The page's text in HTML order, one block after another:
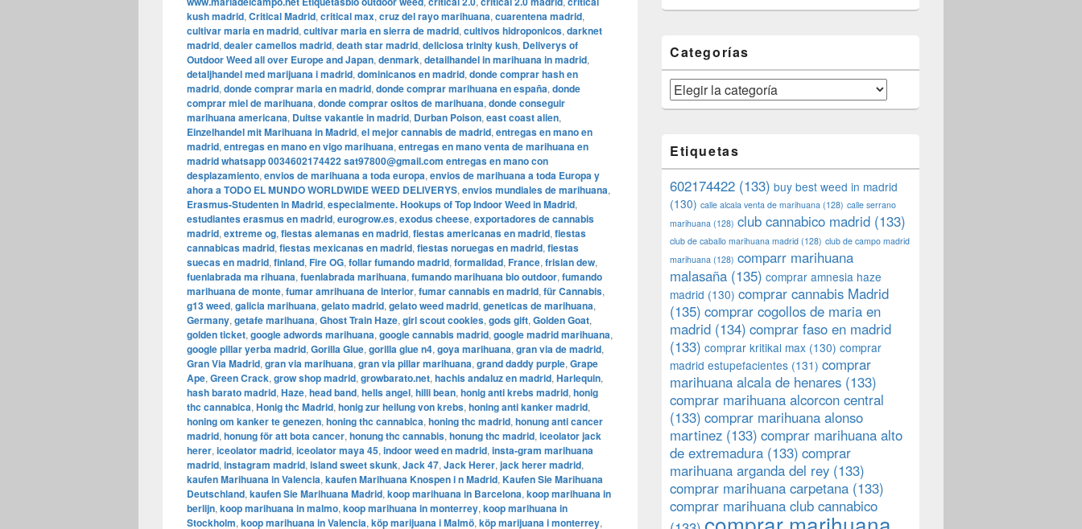
kush madrid, Critical Madrid, critical max, cruz del rayo marihuana, cuarentena madrid,
cultivar maria en madrid, cultivar maria en sierra de madrid, cultivos hidroponicos, darknet
madrid, dealer camellos madrid, death star madrid, deliciosa trinity kush, Deliverys of
Outdoor Weed all over Europe and Japan, denmark, detailhandel in marihuana in madrid,
detaljhandel med marijuana i madrid, dominicanos en madrid, donde comprar hash en
madrid, donde comprar maria en madrid, donde comprar marihuana en españa, donde
comprar miel de marihuana, donde comprar ositos de marihuana, donde conseguir
marihuana americana, Duitse vakantie in madrid, Durban Poison, east coast alien,
Einzelhandel mit Marihuana in Madrid, el mejor cannabis de madrid, entregas en mano en
madrid, entregas en mano en vigo marihuana, entregas en mano venta de marihuana en
madrid whatsapp 0034602174422 sat97800@gmail.com entregas en mano con
desplazamiento, envios de marihuana a toda europa, envios de marihuana a toda Europa y
ahora a TODO EL MUNDO WORLDWIDE WEED DELIVERYS, envios mundiales de marihuana,
Erasmus-Studenten in Madrid, especialmente. Hookups of Top Indoor Weed in Madrid,
estudiantes erasmus en madrid, eurogrow.es, exodus cheese, exportadores de cannabis
madrid, extreme og, fiestas alemanas en madrid, fiestas americanas en madrid, fiestas
cannabicas madrid, fiestas mexicanas en madrid, fiestas noruegas en madrid, fiestas
suecas en madrid, finland, Fire OG, follar fumando madrid, formalidad, France, frisian dew,
fuenlabrada ma rihuana, fuenlabrada marihuana, fumando marihuana bio outdoor, fumando
marihuana de monte, fumar amrihuana de interior, fumar cannabis en madrid, für Cannabis,
g13 weed, galicia marihuana, gelato madrid, gelato weed madrid, geneticas de marihuana,
Germany, getafe marihuana, Ghost Train Haze, girl scout cookies, gods gift, Golden Goat,
golden ticket, google adwords marihuana, google cannabis madrid, google madrid marihuana,
google pillar yerba madrid, Gorilla Glue, gorilla glue n4, goya marihuana, gran via de madrid,
Gran Via Madrid, gran via marihuana, gran via pillar marihuana, grand daddy purple, Grape
Ape, Green Crack, grow shop madrid, growbarato.net, hachis andaluz en madrid, Harlequin,
hash barato madrid, Haze, head band, hells angel, hilli bean, honig anti krebs madrid, honig
thc cannabica, Honig thc Madrid, honig zur heilung von krebs, honing anti kanker madrid,
honing om kanker te genezen, honing thc cannabica, honing thc madrid, honung anti cancer
madrid, honung för att bota cancer, honung thc cannabis, honung thc madrid, iceolator jack
herer, iceolator madrid, iceolator maya 45, indoor weed en madrid, insta-gram marihuana
madrid, instagram madrid, island sweet skunk, Jack 47, Jack Herer, jack herer madrid,
kaufen Marihuana in Valencia, kaufen Marihuana Knospen i n Madrid, Kaufen Sie Marihuana
Deutschland, kaufen Sie Marihuana Madrid, koop marihuana in Barcelona, koop marihuana in
berlijn, koop marihuana in malmo, koop marihuana in monterrey, koop marihuana in
Stockholm, ​​koop marihuana in Valencia, köp marijuana i Malmö, köp marijuana i monterrey,
Categorías
Categorías
Etiquetas
602174422 (133) buy best weed in madrid
(130) calle alcala venta de marihuana (128) calle serrano
marihuana (128) club cannabico madrid (133)
club de caballo marihuana madrid (128) club de campo madrid
marihuana (128) comparr marihuana
malasaña (135) comprar amnesia haze
madrid (130) comprar cannabis Madrid
(135) comprar cogollos de maria en
madrid (134) comprar faso en madrid
(133) comprar kritikal max (130) comprar
madrid estupefacientes (131) comprar
marihuana alcala de henares (133)
comprar marihuana alcorcon central
(133) comprar marihuana alonso
martinez (133) comprar marihuana alto
de extremadura (133) comprar
marihuana arganda del rey (133)
comprar marihuana carpetana (133)
comprar marihuana club cannabico